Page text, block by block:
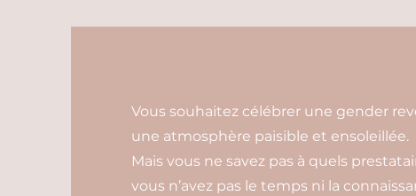
Vous souhaitez célébrer une gender
une atmosphère paisible et ensoleillée.
Mais vous ne savez pas à quels
vous n’avez pas le temps ni la